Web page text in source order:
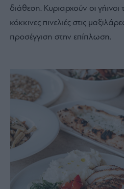
διάθεση. Κυριαρχούν οι γήινοι
κόκκινες πινελιές στις
προσέγγιση στην επίπλωση.